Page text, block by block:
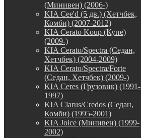
(Минивен) (2006-)
KIA Cee'd (5 дв.) (Хетчбек,
Комби) (2007-2012)
KIA Cerato Koup (Купе)
(2009-)
KIA Cerato/Spectra (Седан,
Хетчбек) (2004-2009)
KIA Cerato/Spectra/Forte
(Седан, Хетчбек) (2009-)
KIA Ceres (Грузовик) (1991-
1997)
KIA Clarus/Credos (Седан,
Комби) (1995-2001)
KIA Joice (Минивен) (1999-
2002)